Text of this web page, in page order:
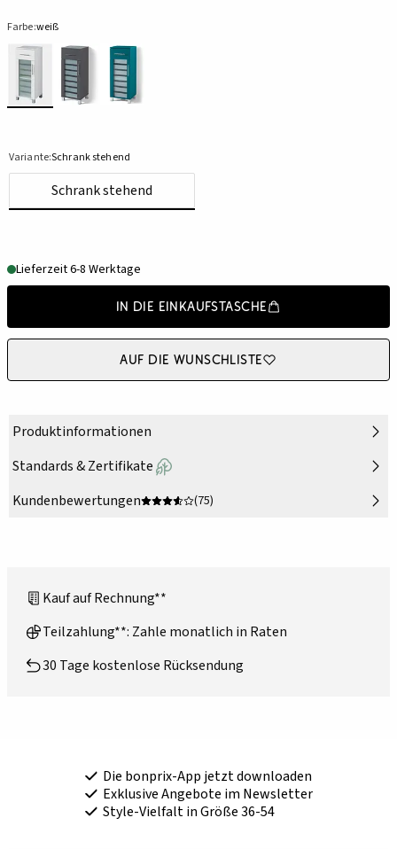
Farbe:weiß
Variante:Schrank stehend
Schrank stehend
Lieferzeit 6-8 Werktage
In die Einkaufstasche
Auf die Wunschliste
Produktinformationen
Standards & Zertifikate
Kundenbewertungen
(75)
Kauf auf Rechnung**
Teilzahlung**: Zahle monatlich in Raten
30 Tage kostenlose Rücksendung
Die bonprix-App jetzt downloaden
Exklusive Angebote im Newsletter
Style-Vielfalt in Größe 36-54